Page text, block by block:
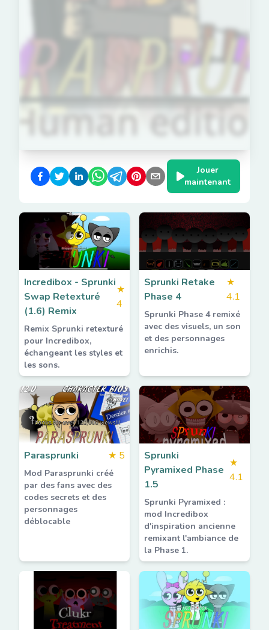
Jouer
maintenant
Incredibox - Sprunki
Swap Retexturé
(1.6) Remix
★
4
Remix Sprunki retexturé
pour Incredibox,
échangeant les styles et
les sons.
Sprunki Retake
Phase 4
★
4.1
Sprunki Phase 4 remixé
avec des visuels, un son
et des personnages
enrichis.
Parasprunki ★ 5
Mod Parasprunki créé
par des fans avec des
codes secrets et des
personnages
déblocable
Sprunki
Pyramixed Phase
1.5
★
4.1
Sprunki Pyramixed :
mod Incredibox
d'inspiration ancienne
remixant l'ambiance de
la Phase 1.